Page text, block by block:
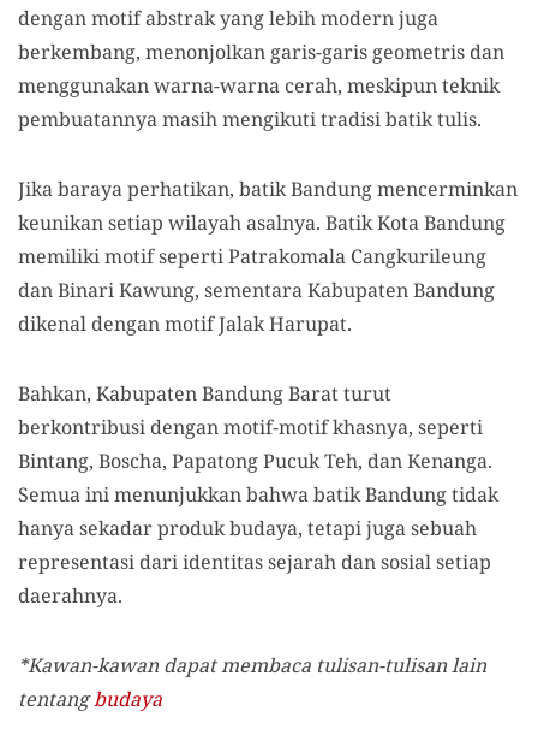
dengan motif abstrak yang lebih modern juga
berkembang, menonjolkan garis-garis geometris dan
menggunakan warna-warna cerah, meskipun teknik
pembuatannya masih mengikuti tradisi batik tulis.
Jika baraya perhatikan, batik Bandung mencerminkan
keunikan setiap wilayah asalnya. Batik Kota Bandung
memiliki motif seperti Patrakomala Cangkurileung
dan Binari Kawung, sementara Kabupaten Bandung
dikenal dengan motif Jalak Harupat.
Bahkan, Kabupaten Bandung Barat turut
berkontribusi dengan motif-motif khasnya, seperti
Bintang, Boscha, Papatong Pucuk Teh, dan Kenanga.
Semua ini menunjukkan bahwa batik Bandung tidak
hanya sekadar produk budaya, tetapi juga sebuah
representasi dari identitas sejarah dan sosial setiap
daerahnya.
*Kawan-kawan dapat membaca tulisan-tulisan lain
tentangbudaya